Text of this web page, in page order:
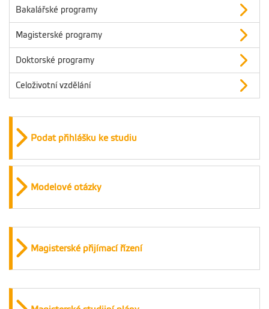
Bakalářské programy
Magisterské programy
Doktorské programy
Celoživotní vzdělání
Podat přihlášku ke studiu
Modelové otázky
Magisterské přijímací řízení